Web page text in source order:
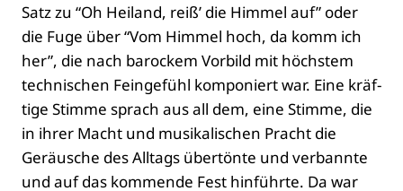
Satz zu “Oh Hei­land, reiß’ die Him­mel auf” oder
die Fuge über “Vom Him­mel hoch, da komm ich
her”, die nach baro­ckem Vor­bild mit höchs­tem
tech­ni­schen Fein­ge­fühl kom­po­niert war. Eine kräf­
ti­ge Stim­me sprach aus all dem, eine Stim­me, die
in ihrer Macht und musi­ka­li­schen Pracht die
Geräu­sche des All­tags über­tön­te und ver­bann­te
und auf das kom­men­de Fest hin­führ­te. Da war